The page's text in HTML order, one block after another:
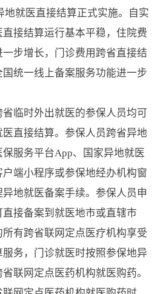
地就医直接结算正式实施。自实
接结算运行基本平稳，住院费
步增长，门诊费用跨省直接结
统一线上备案服务功能进一步
临时外出就医的参保人员均可
直接结算。参保人员跨省异地
服务平台App、国家异地就医
端小程序或参保地经办机构窗
地就医备案手续。参保人员申
接备案到就医地市或直辖市
有跨省联网定点医疗机构享受
务，门诊就医时按照参保地异
联网定点医药机构就医购药。